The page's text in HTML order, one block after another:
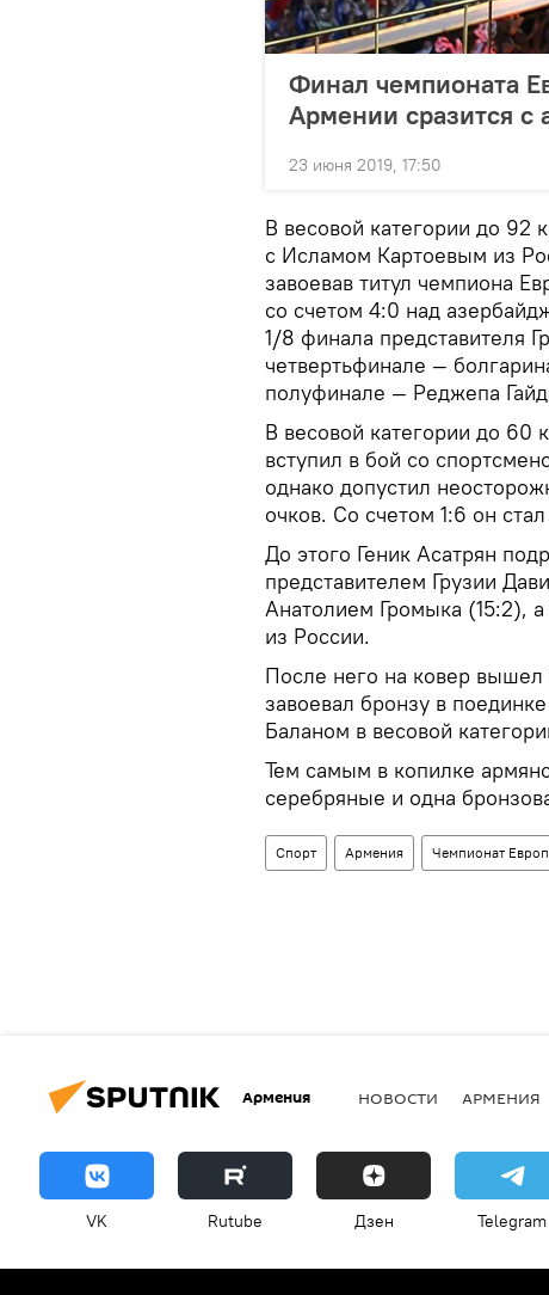
Финал чемпионата
Армении сразится с
23 июня 2019, 17:50
В весовой категории до 92
с Исламом Картоевым из
завоевав титул чемпиона
со счетом 4:0 над
1/8 финала представителя
четвертьфинале —
полуфинале — Реджепа
В весовой категории до 60
вступил в бой со
однако допустил
очков. Со счетом 1:6 он
До этого Геник Асатрян
представителем Грузии
Анатолием Громыка (15:2),
из России.
После него на ковер
завоевал бронзу в
Баланом в весовой
Тем самым в копилке
серебряные и одна
Спорт Армения Чемпионат
Армения НОВОСТИ АРМЕНИЯ
VK Rutube Дзен Telegram